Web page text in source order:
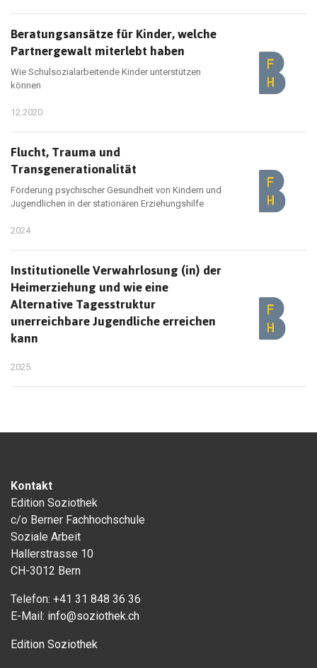
Beratungsansätze für Kinder, welche
Partnergewalt miterlebt haben
Wie Schulsozialarbeitende Kinder unterstützen
können
12.2020
Flucht, Trauma und
Transgenerationalität
Förderung psychischer Gesundheit von Kindern und
Jugendlichen in der stationären Erziehungshilfe
2024
Institutionelle Verwahrlosung (in) der
Heimerziehung und wie eine
Alternative Tagesstruktur
unerreichbare Jugendliche erreichen
kann
2025
Kontakt
Edition Soziothek
c/o Berner Fachhochschule
Soziale Arbeit
Hallerstrasse 10
CH-3012 Bern
Telefon: +41 31 848 36 36
E-Mail: info@soziothek.ch
Edition Soziothek